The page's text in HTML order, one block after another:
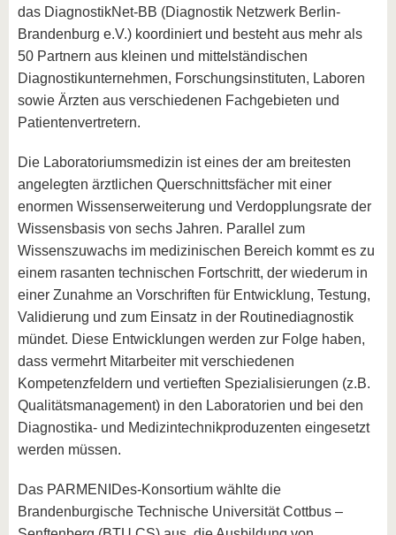
das DiagnostikNet-BB (Diagnostik Netzwerk Berlin-
Brandenburg e.V.) koordiniert und besteht aus mehr als
50 Partnern aus kleinen und mittelständischen
Diagnostikunternehmen, Forschungsinstituten, Laboren
sowie Ärzten aus verschiedenen Fachgebieten und
Patientenvertretern.
Die Laboratoriumsmedizin ist eines der am breitesten
angelegten ärztlichen Querschnittsfächer mit einer
enormen Wissenserweiterung und Verdopplungsrate der
Wissensbasis von sechs Jahren. Parallel zum
Wissenszuwachs im medizinischen Bereich kommt es zu
einem rasanten technischen Fortschritt, der wiederum in
einer Zunahme an Vorschriften für Entwicklung, Testung,
Validierung und zum Einsatz in der Routinediagnostik
mündet. Diese Entwicklungen werden zur Folge haben,
dass vermehrt Mitarbeiter mit verschiedenen
Kompetenzfeldern und vertieften Spezialisierungen (z.B.
Qualitätsmanagement) in den Laboratorien und bei den
Diagnostika- und Medizintechnikproduzenten eingesetzt
werden müssen.
Das PARMENIDes-Konsortium wählte die
Brandenburgische Technische Universität Cottbus –